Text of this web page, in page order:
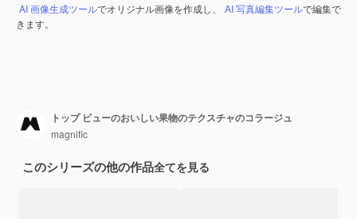
AI 画像生成ツールでオリジナル画像を作成し、 AI 写真編集ツールで編集で
きます。
トップ ビューのおいしい果物のテクスチャのコラージュ
magnific
このシリーズの他の作品全てを見る